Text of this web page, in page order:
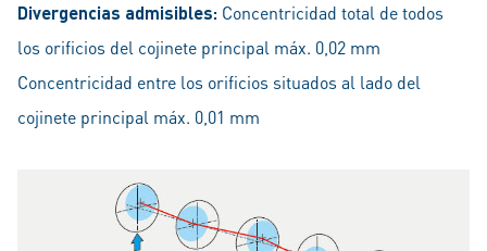
Divergencias admisibles: Concentricidad total de todos
los orificios del cojinete principal máx. 0,02 mm
Concentricidad entre los orificios situados al lado del
cojinete principal máx. 0,01 mm